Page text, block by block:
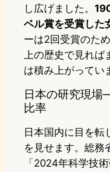
し広げました。
ベル賞を受賞した
ーは2回受賞のた
上の歴史で見れば
は積み上がってい
日本の研究現
比率
日本国内に目を転
を見せます。総務
「2024年科学技